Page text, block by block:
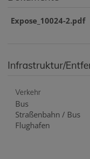
Expose_10024-2.pdf
Infrastruktur/
Verkehr
Bus
Straßenbahn / Bus
Flughafen